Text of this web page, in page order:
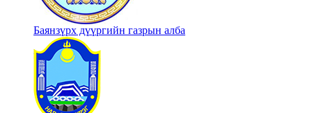
Баянзүрх дүүргийн газрын алба